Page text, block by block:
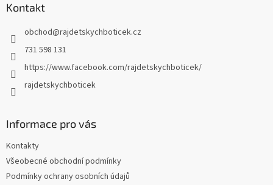
Kontakt
obchod@rajdetskychboticek.cz
731 598 131
https://www.facebook.com/rajdetskychboticek/
rajdetskychboticek
Informace pro vás
Kontakty
Všeobecné obchodní podmínky
Podmínky ochrany osobních údajů